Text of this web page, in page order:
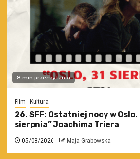
8 min przeczytania
Film Kultura
26. SFF: Ostatniej nocy w Oslo.
sierpnia” Joachima Triera
05/08/2026 Maja Grabowska